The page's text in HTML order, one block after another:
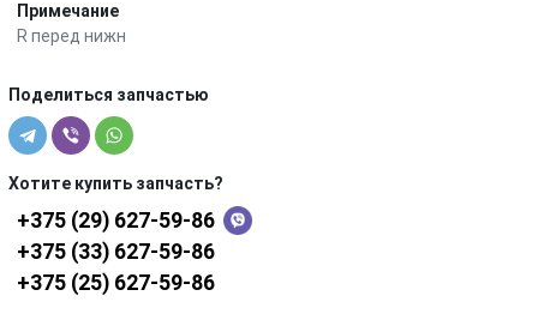
Примечание
R перед нижн
Поделиться запчастью
Хотите купить запчасть?
+375 (29) 627-59-86
+375 (33) 627-59-86
+375 (25) 627-59-86